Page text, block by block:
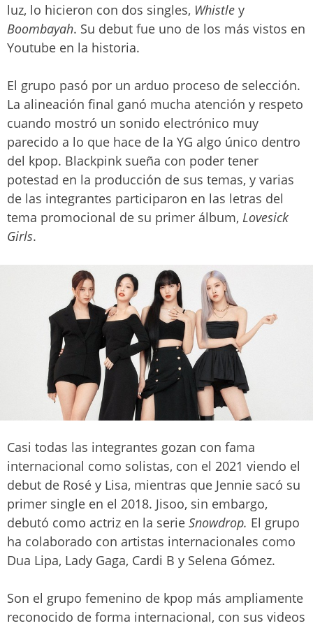
luz, lo hicieron con dos singles, Whistle y
Boombayah. Su debut fue uno de los más vistos en
Youtube en la historia.
El grupo pasó por un arduo proceso de selección.
La alineación final ganó mucha atención y respeto
cuando mostró un sonido electrónico muy
parecido a lo que hace de la YG algo único dentro
del kpop. Blackpink sueña con poder tener
potestad en la producción de sus temas, y varias
de las integrantes participaron en las letras del
tema promocional de su primer álbum, Lovesick
Girls.
Casi todas las integrantes gozan con fama
internacional como solistas, con el 2021 viendo el
debut de Rosé y Lisa, mientras que Jennie sacó su
primer single en el 2018. Jisoo, sin embargo,
debutó como actriz en la serie Snowdrop. El grupo
ha colaborado con artistas internacionales como
Dua Lipa, Lady Gaga, Cardi B y Selena Gómez.
Son el grupo femenino de kpop más ampliamente
reconocido de forma internacional, con sus videos